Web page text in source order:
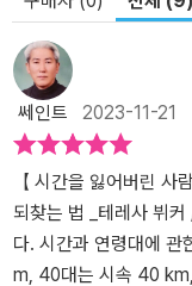
일뿐만 아니라 우리가
활동 역시 ‘일’로 생각한다면? 우리 모두가 온전히 일하고
하기 위해 시간에 관한 새롭
모든 활동은 시간을 들
자. 시간 주도권을 일에
하기 위해서는 다른
회 각 영역에서 ‘시간
리의 시간은 항상 다른
다. 우리가 다른 사람의
쎄인트 2023-11-21
되찾는 법 _테레사 뷔커 / 원더박스 시간에 관한 오래된 농담이 있
다. 시간과 연령대에
m, 40대는 시속 40